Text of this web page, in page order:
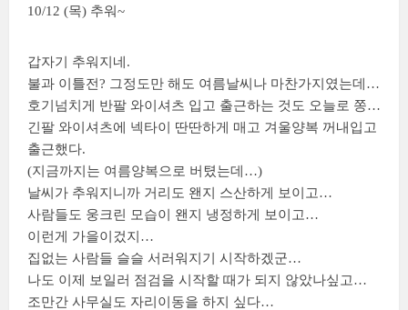
10/12 (목) 추워~
갑자기 추워지네.
불과 이틀전? 그정도만 해도 여름날씨나 마찬가지였는데…
호기넘치게 반팔 와이셔츠 입고 출근하는 것도 오늘로 쫑…
긴팔 와이셔츠에 넥타이 딴딴하게 매고 겨울양복 꺼내입고
출근했다.
(지금까지는 여름양복으로 버텼는데…)
날씨가 추워지니까 거리도 왠지 스산하게 보이고…
사람들도 웅크린 모습이 왠지 냉정하게 보이고…
이런게 가을이겄지…
집없는 사람들 슬슬 서러워지기 시작하겠군…
나도 이제 보일러 점검을 시작할 때가 되지 않았나싶고…
조만간 사무실도 자리이동을 하지 싶다…